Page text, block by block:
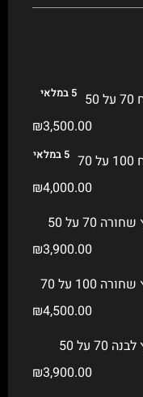
₪3,500.00
5 במלאי
₪4,000.00
5 במלאי
₪3,900.00
₪4,500.00
₪3,900.00